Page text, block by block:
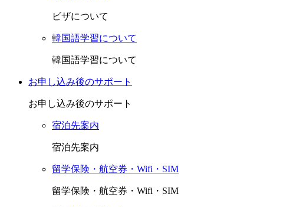
ビザについて
韓国語学習について
韓国語学習について
お申し込み後のサポート
お申し込み後のサポート
宿泊先案内
宿泊先案内
留学保険・航空券・Wifi・SIM
留学保険・航空券・Wifi・SIM